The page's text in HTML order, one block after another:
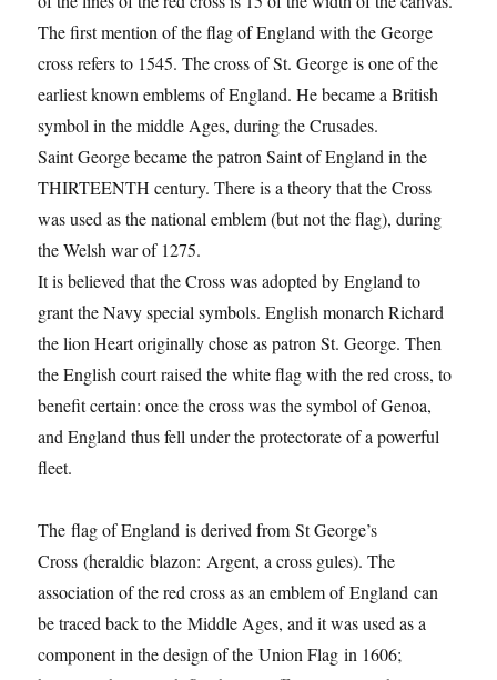
The first mention of the flag of England with the George
cross refers to 1545. The cross of St. George is one of the
earliest known emblems of England. He became a British
symbol in the middle Ages, during the Crusades.
Saint George became the patron Saint of England in the
THIRTEENTH century. There is a theory that the Cross
was used as the national emblem (but not the flag), during
the Welsh war of 1275.
It is believed that the Cross was adopted by England to
grant the Navy special symbols. English monarch Richard
the lion Heart originally chose as patron St. George. Then
the English court raised the white flag with the red cross, to
benefit certain: once the cross was the symbol of Genoa,
and England thus fell under the protectorate of a powerful
fleet.
The flag of England is derived from St George’s
Cross (heraldic blazon: Argent, a cross gules). The
association of the red cross as an emblem of England can
be traced back to the Middle Ages, and it was used as a
component in the design of the Union Flag in 1606;